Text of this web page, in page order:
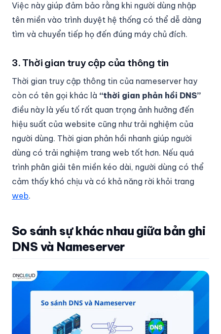
Việc này giúp đảm bảo rằng khi người dùng nhập
tên miền vào trình duyệt hệ thống có thể dễ dàng
tìm và chuyển tiếp họ đến đúng máy chủ đích.
3. Thời gian truy cập của thông tin
Thời gian truy cập thông tin của nameserver hay
còn có tên gọi khác là “thời gian phản hồi DNS”
điều này là yếu tố rất quan trọng ảnh hưởng đến
hiệu suất của website cũng như trải nghiệm của
người dùng. Thời gian phản hồi nhanh giúp người
dùng có trải nghiệm trang web tốt hơn. Nếu quá
trình phân giải tên miền kéo dài, người dùng có thể
cảm thấy khó chịu và có khả năng rời khỏi trang
web.
So sánh sự khác nhau giữa bản ghi
DNS và Nameserver